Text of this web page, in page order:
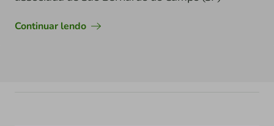
Continuar lendo